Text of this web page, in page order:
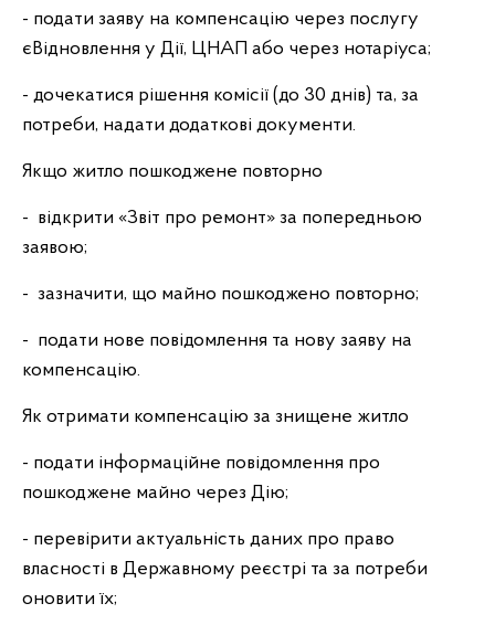
- подати заяву на компенсацію через послугу
єВідновлення у Дії, ЦНАП або через нотаріуса;
- дочекатися рішення комісії (до 30 днів) та, за
потреби, надати додаткові документи.
Якщо житло пошкоджене повторно
- відкрити «Звіт про ремонт» за попередньою
заявою;
- зазначити, що майно пошкоджено повторно;
- подати нове повідомлення та нову заяву на
компенсацію.
Як отримати компенсацію за знищене житло
- подати інформаційне повідомлення про
пошкоджене майно через Дію;
- перевірити актуальність даних про право
власності в Державному реєстрі та за потреби
оновити їх;